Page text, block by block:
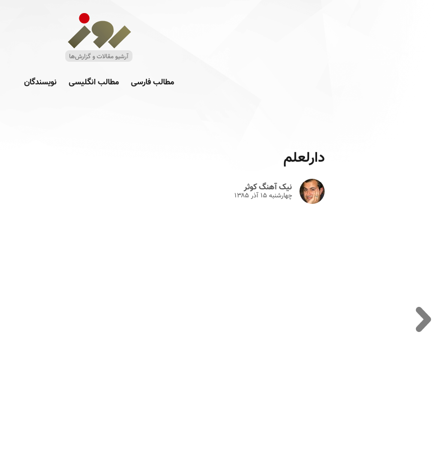
مطالب فارسی مطالب انگلیسی نویسندگان
دارلعلم
نیک آهنگ کوثر
چهارشنبه ۱۵ آذر ۱۳۸۵